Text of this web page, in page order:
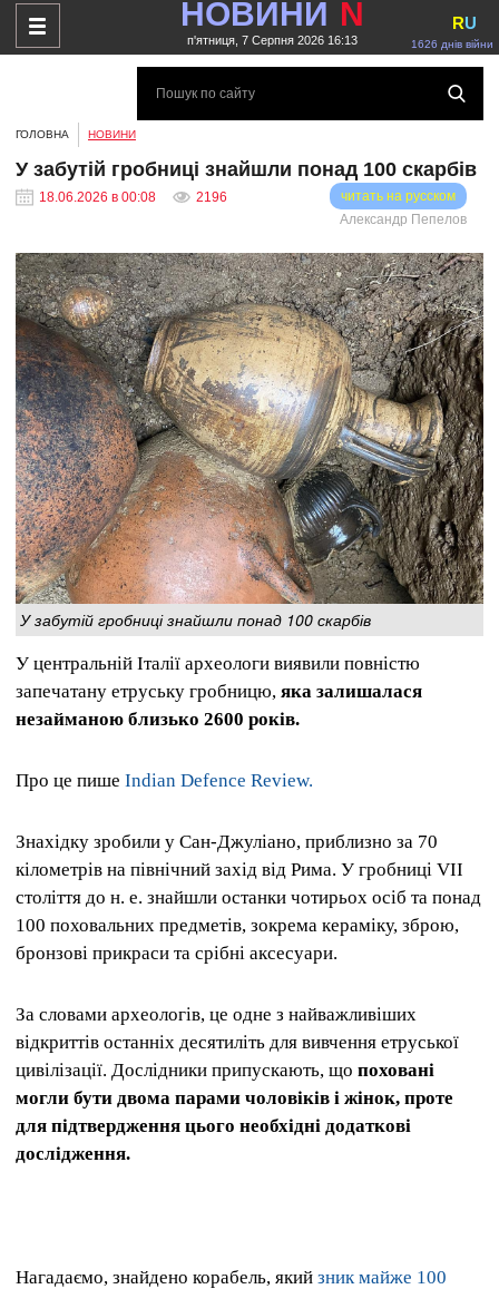
НОВИНИ N
п'ятниця, 7 Серпня 2026 16:13 1626 днів війни
RU
ГОЛОВНА НОВИНИ
У забутій гробниці знайшли понад 100 скарбів
18.06.2026 в 00:08 2196
читать на русском
Александр Пепелов
У забутій гробниці знайшли понад 100 скарбів
У центральній Італії археологи виявили повністю
запечатану етруську гробницю, яка залишалася
незайманою близько 2600 років.
Про це пише Indian Defence Review.
Знахідку зробили у Сан-Джуліано, приблизно за 70
кілометрів на північний захід від Рима. У гробниці VII
століття до н. е. знайшли останки чотирьох осіб та понад
100 поховальних предметів, зокрема кераміку, зброю,
бронзові прикраси та срібні аксесуари.
За словами археологів, це одне з найважливіших
відкриттів останніх десятиліть для вивчення етруської
цивілізації. Дослідники припускають, що поховані
могли бути двома парами чоловіків і жінок, проте
для підтвердження цього необхідні додаткові
дослідження.
Нагадаємо, знайдено корабель, який зник майже 100